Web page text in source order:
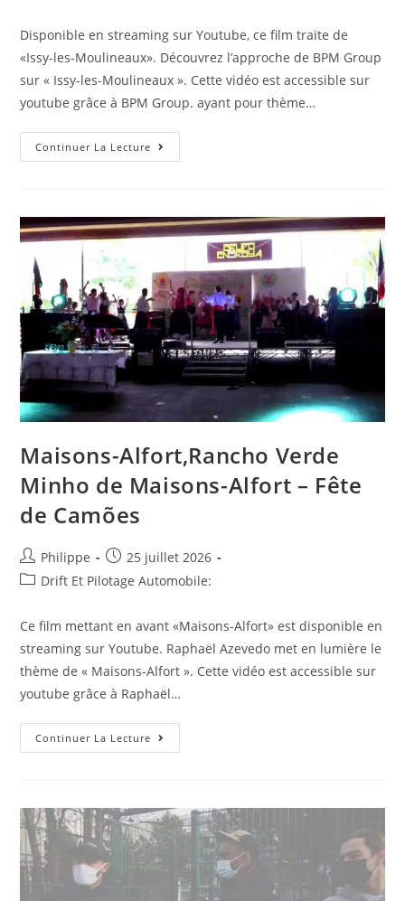
Disponible en streaming sur Youtube, ce film traite de
«Issy-les-Moulineaux». Découvrez l’approche de BPM Group
sur « Issy-les-Moulineaux ». Cette vidéo est accessible sur
youtube grâce à BPM Group. ayant pour thème…
Continuer La Lecture (Issy-
Les-
–
BPM
Hyundai
Issy-
Les-
Moulineaux|Issy-
Les-
Moulineaux,Journée
Éco-
Conduite
BPM
Cars
Hyundai
Les-
Moulineaux}
Maisons-Alfort,Rancho Verde
Minho de Maisons-Alfort – Fête
de Camões
Auteur/autrice
de
Philippe
Post
published:
25 juillet 2026
PostDrift Et Pilotage Automobile:
Ce film mettant en avant «Maisons-Alfort» est disponible en
streaming sur Youtube. Raphaël Azevedo met en lumière le
thème de « Maisons-Alfort ». Cette vidéo est accessible sur
youtube grâce à Raphaël…
Continuer La Lecture Maisons-
Alfort,Rancho
Alfort
–
Fête
De
Camões